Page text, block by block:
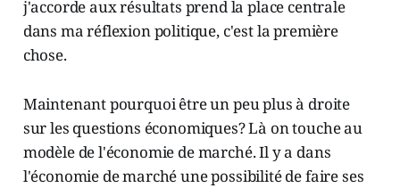
j'accorde aux résultats prend la place centrale
dans ma réflexion politique, c'est la première
chose.
Maintenant pourquoi être un peu plus à droite
sur les questions économiques? Là on touche au
modèle de l'économie de marché. Il y a dans
l'économie de marché une possibilité de faire ses